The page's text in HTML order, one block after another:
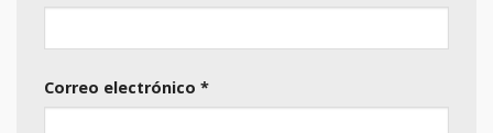
Correo electrónico *